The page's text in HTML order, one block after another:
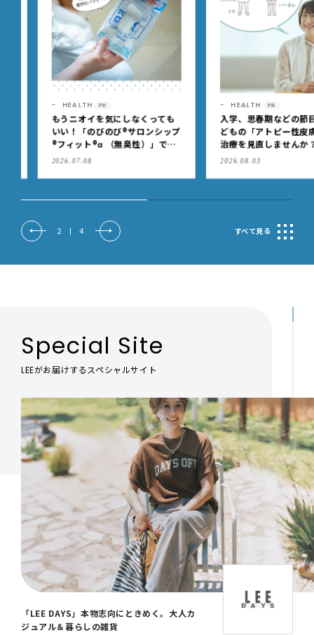
HEALTH PR
もうニオイを気にしなくっても
いい！「のびのび®サロンシップ
®フィット®α （無臭性）」で、
肩こりや足腰のダルさを出先で
2026.07.08
HEALTH PR
入学、思春期などの節目に
どもの「アトピー性皮膚炎
治療を見直しませんか？
2026.08.03
2 | 4 すべて見る
Special Site
LEEがお届けするスペシャルサイト
「LEE DAYS」本物志向にときめく。大人カ
ジュアル＆暮らしの雑貨